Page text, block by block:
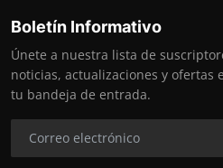
Boletín Informativo
Únete a nuestra lista de
noticias, actualizaciones y ofertas
tu bandeja de entrada.